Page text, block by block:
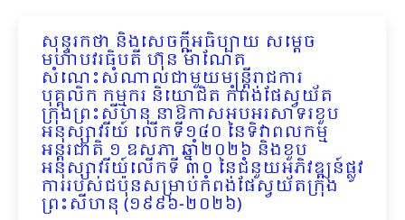
សុន្ទរកថា និងសេចក្ដីអធិប្បាយ សម្ដេច
មហាបវរធិបតី ហ៊ុន ម៉ាណែត
សំណេះសំណាលជាមួយមន្រ្តីរាជការ
បុគ្គលិក កម្មករ និយោជិត កំពង់ផែស្វយ័ត
ក្រុងព្រះសីហនុ នាឱកាសអបអរសាទរខួប
អនុស្សាវរីយ៍ លើកទី១៤០ នៃទិវាពលកម្ម
អន្តរជាតិ ១ ឧសភា ឆ្នាំ២០២៦ និងខួប
អនុស្សាវរីយ៍លើកទី ៣០ នៃជំនួយអភិវឌ្ឍន៍ផ្លូវ
ការរបស់ជប៉ុនសម្រាប់កំពង់ផែស្វយ័តក្រុង
ព្រះសីហនុ (១៩៩៦-២០២៦)